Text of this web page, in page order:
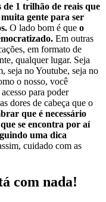
de 1 trilhão de reais que
gente para ser
O lado bom é que o
Em outras
em formato de
qualquer lugar. Seja
seja no Youtube, seja no
o nosso, você
para poder
dores de cabeça que o
que é necessário
se encontra por aí
uma dica
cuidado com as
com nada!